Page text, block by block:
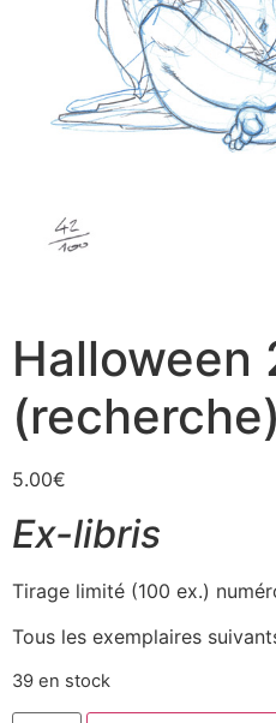
Halloween
(recherche)
5.00€
Ex-libris
Tirage limité (100 ex.)
Tous les exemplaires
39 en stock